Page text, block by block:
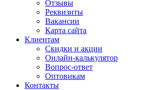
Отзывы
Реквизиты
Вакансии
Карта сайта
Клиентам
Скидки и акции
Онлайн-калькулятор
Вопрос-ответ
Оптовикам
Контакты